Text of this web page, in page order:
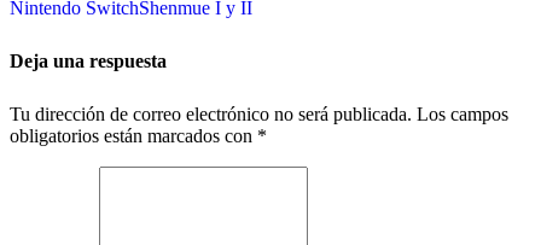
Nintendo SwitchShenmue I y II
Deja una respuesta
Tu dirección de correo electrónico no será publicada. Los campos
obligatorios están marcados con *